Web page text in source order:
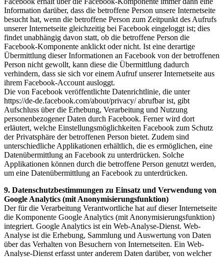
Information darüber, dass die betroffene Person unsere Internetseite
besucht hat, wenn die betroffene Person zum Zeitpunkt des Aufrufs
unserer Internetseite gleichzeitig bei Facebook eingeloggt ist; dies
findet unabhängig davon statt, ob die betroffene Person die
Facebook-Komponente anklickt oder nicht. Ist eine derartige
Übermittlung dieser Informationen an Facebook von der betroffenen
Person nicht gewollt, kann diese die Übermittlung dadurch
verhindern, dass sie sich vor einem Aufruf unserer Internetseite aus
ihrem Facebook-Account ausloggt.
Die von Facebook veröffentlichte Datenrichtlinie, die unter
https://de-de.facebook.com/about/privacy/ abrufbar ist, gibt
Aufschluss über die Erhebung, Verarbeitung und Nutzung
personenbezogener Daten durch Facebook. Ferner wird dort
erläutert, welche Einstellungsmöglichkeiten Facebook zum Schutz
der Privatsphäre der betroffenen Person bietet. Zudem sind
unterschiedliche Applikationen erhältlich, die es ermöglichen, eine
Datenübermittlung an Facebook zu unterdrücken. Solche
Applikationen können durch die betroffene Person genutzt werden,
um eine Datenübermittlung an Facebook zu unterdrücken.
9. Datenschutzbestimmungen zu Einsatz und Verwendung von
Google Analytics (mit Anonymisierungsfunktion)
Der für die Verarbeitung Verantwortliche hat auf dieser Internetseite
die Komponente Google Analytics (mit Anonymisierungsfunktion)
integriert. Google Analytics ist ein Web-Analyse-Dienst. Web-
Analyse ist die Erhebung, Sammlung und Auswertung von Daten
über das Verhalten von Besuchern von Internetseiten. Ein Web-
Analyse-Dienst erfasst unter anderem Daten darüber, von welcher